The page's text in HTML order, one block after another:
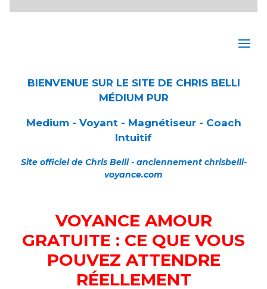
BIENVENUE SUR LE SITE DE CHRIS BELLI
MÉDIUM PUR
Medium - Voyant - Magnétiseur - Coach
Intuitif
Site officiel de Chris Belli - anciennement chrisbelli-
voyance.com
VOYANCE AMOUR
GRATUITE : CE QUE VOUS
POUVEZ ATTENDRE
RÉELLEMENT